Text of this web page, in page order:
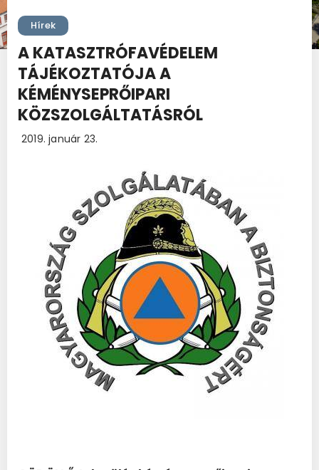
Hírek
A KATASZTRÓFAVÉDELEM
TÁJÉKOZTATÓJA A
KÉMÉNYSEPRŐIPARI
KÖZSZOLGÁLTATÁSRÓL
2019. január 23.